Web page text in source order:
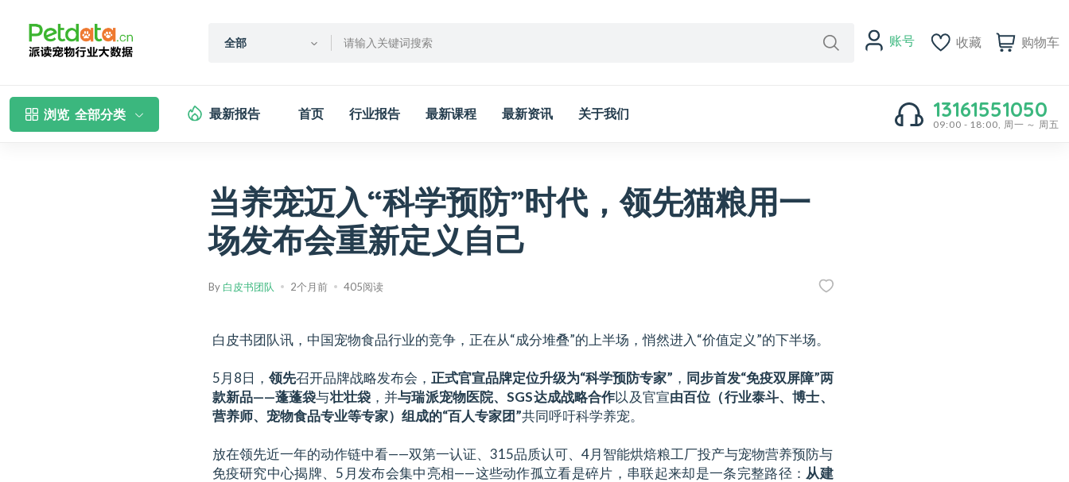
全部 账号 收藏 购物车
浏览 全部分类 最新报告 首页 行业报告 最新课程 最新资讯 关于我们 13161551050
09:00 - 18:00, 周一 ～ 周五
当养宠迈入“科学预防”时代，领先猫粮用一
场发布会重新定义自己
By 白皮书团队 2个月前 405阅读
白皮书团队讯，中国宠物食品行业的竞争，正在从“成分堆叠”的上半场，悄然进入“价值定义”的下半场。
5月8日， 领先召开品牌战略发布会， 正式官宣品牌定位升级为“科学预防专家” ， 同步首发“免疫双屏障”两
款新品——蓬蓬袋与壮壮袋 ，并与瑞派宠物医院、SGS达成战略合作以及官宣由百位（行业泰斗、博士、
营养师、宠物食品专业等专家）组成的“百人专家团”共同呼吁科学养宠。
放在领先近一年的动作链中看——双第一认证、315品质认可、4月智能烘焙粮工厂投产与宠物营养预防与
免疫研究中心揭牌、5月发布会集中亮相——这些动作孤立看是碎片，串联起来却是一条完整路径： 从建